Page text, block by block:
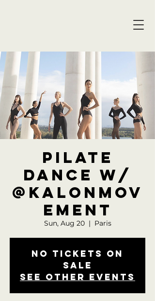
PILATE
DANCE W/
@Kalonmov
ement
Sun, Aug 20
  |
Paris
No tickets on
sale
See other events